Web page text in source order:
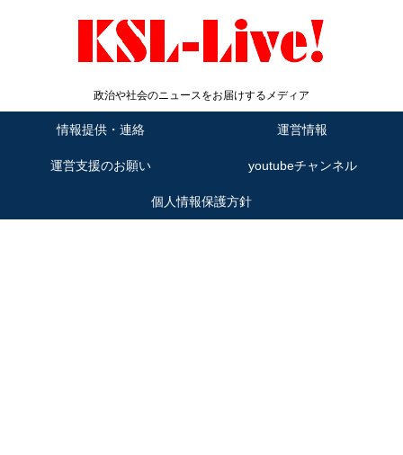
政治や社会のニュースをお届けするメディア
情報提供・連絡 運営情報
運営支援のお願い youtubeチャンネル
個人情報保護方針